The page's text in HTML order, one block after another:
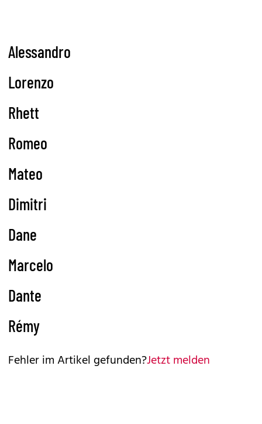
Alessandro
Lorenzo
Rhett
Romeo
Mateo
Dimitri
Dane
Marcelo
Dante
Rémy
Fehler im Artikel gefunden?Jetzt melden